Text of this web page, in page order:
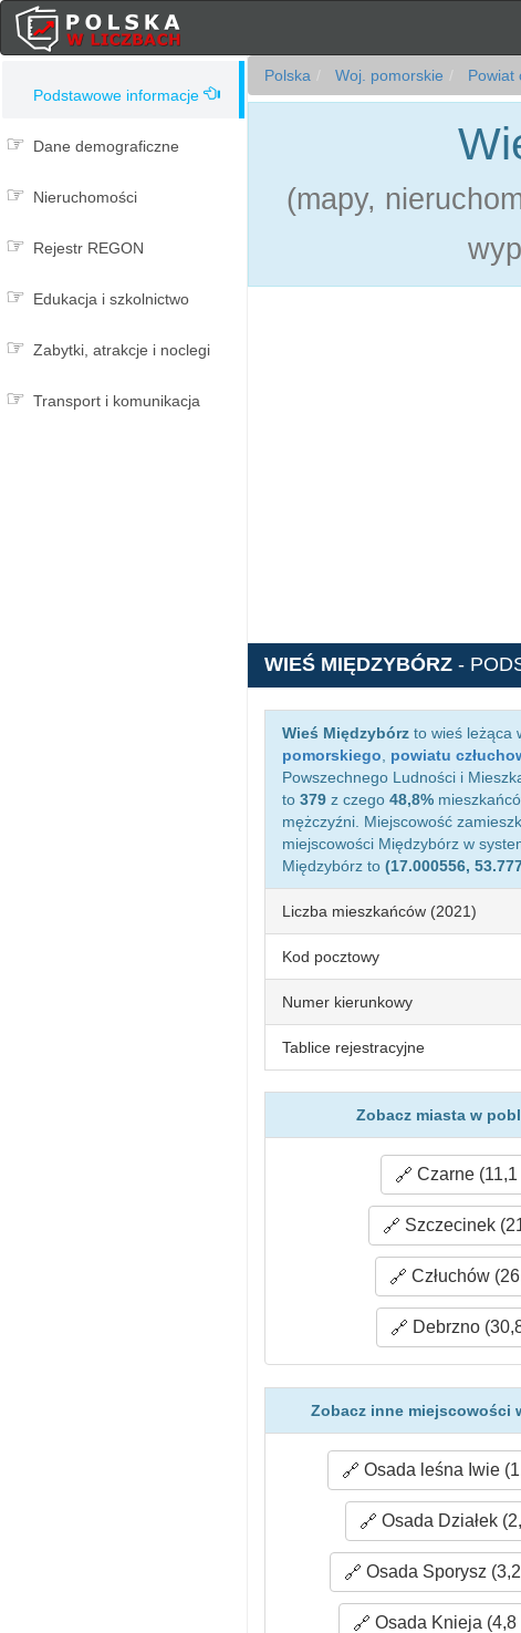
Podstawowe informacje
Dane demograficzne
Nieruchomości
Rejestr REGON
Edukacja i szkolnictwo
Zabytki, atrakcje i noclegi
Transport i komunikacja
Polska Woj. pomorskie Powiat
(mapy,
WIEŚ MIĘDZYBÓRZ -
Wieś Międzybórz to wieś leżąca
pomorskiego
powiatu
Powszechnego Ludności i
to 379 z czego 48,8%
mężczyźni. Miejscowość
miejscowości Międzybórz w
Międzybórz to (17.000556,
Liczba mieszkańców (2021)
Kod pocztowy
Numer kierunkowy
Tablice rejestracyjne
Zobacz miasta w
Czarne (11,1
Szczecinek
Człuchów
Debrzno
Zobacz inne miejscowości
Osada leśna Iwie
Osada Działek
Osada Sporysz
Osada Knieja (4,8